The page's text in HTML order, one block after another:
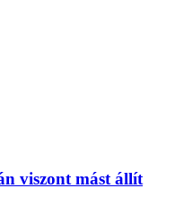
viszont mást állít